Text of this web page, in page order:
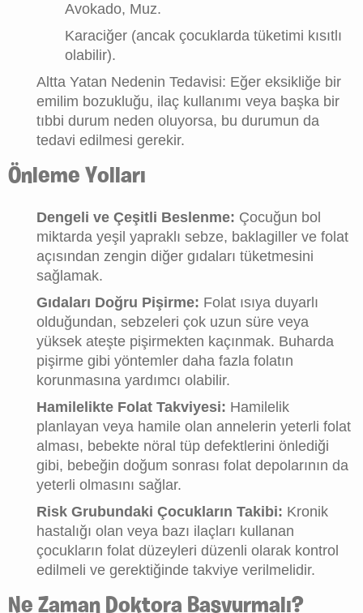
Avokado, Muz.
Karaciğer (ancak çocuklarda tüketimi kısıtlı
olabilir).
Altta Yatan Nedenin Tedavisi: Eğer eksikliğe bir
emilim bozukluğu, ilaç kullanımı veya başka bir
tıbbi durum neden oluyorsa, bu durumun da
tedavi edilmesi gerekir.
Önleme Yolları
Dengeli ve Çeşitli Beslenme: Çocuğun bol
miktarda yeşil yapraklı sebze, baklagiller ve folat
açısından zengin diğer gıdaları tüketmesini
sağlamak.
Gıdaları Doğru Pişirme: Folat ısıya duyarlı
olduğundan, sebzeleri çok uzun süre veya
yüksek ateşte pişirmekten kaçınmak. Buharda
pişirme gibi yöntemler daha fazla folatın
korunmasına yardımcı olabilir.
Hamilelikte Folat Takviyesi: Hamilelik
planlayan veya hamile olan annelerin yeterli folat
alması, bebekte nöral tüp defektlerini önlediği
gibi, bebeğin doğum sonrası folat depolarının da
yeterli olmasını sağlar.
Risk Grubundaki Çocukların Takibi: Kronik
hastalığı olan veya bazı ilaçları kullanan
çocukların folat düzeyleri düzenli olarak kontrol
edilmeli ve gerektiğinde takviye verilmelidir.
Ne Zaman Doktora Başvurmalı?